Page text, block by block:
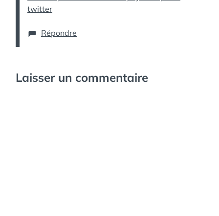
twitter
Répondre
Laisser un commentaire